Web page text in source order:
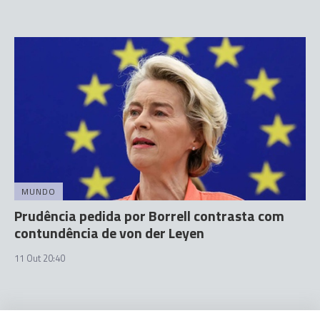
MUNDO
Prudência pedida por Borrell contrasta com
contundência de von der Leyen
11 Out 20:40